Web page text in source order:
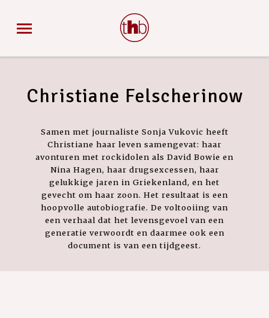
Christiane Felscherinow
Samen met journaliste Sonja Vukovic heeft
Christiane haar leven samengevat: haar
avonturen met rockidolen als David Bowie en
Nina Hagen, haar drugsexcessen, haar
gelukkige jaren in Griekenland, en het
gevecht om haar zoon. Het resultaat is een
hoopvolle autobiografie. De voltooiing van
een verhaal dat het levensgevoel van een
generatie verwoordt en daarmee ook een
document is van een tijdgeest.